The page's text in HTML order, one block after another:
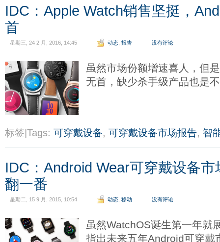
IDC：Apple Watch销售坚挺，
首
星期三, 24 2 月, 2016, 14:45 动态 报告 没有评论
虽然市场份额增速喜人，但
无首，缺少杀手级产品也是
标签|Tags: 可穿戴设备, 可穿戴设备市场报告, 智
IDC：Android Wear可穿戴设备
翻一番
星期二, 15 9 月, 2015, 10:54 动态 移动 没有评论
虽然WatchOS诞生第一年就
指出未来五年Android可穿戴